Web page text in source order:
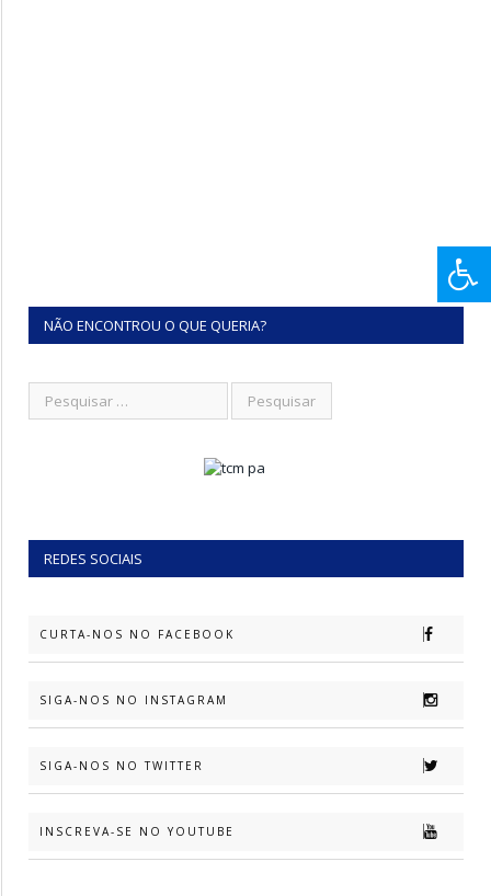
NÃO ENCONTROU O QUE QUERIA?
REDES SOCIAIS
CURTA-NOS NO FACEBOOK
SIGA-NOS NO INSTAGRAM
SIGA-NOS NO TWITTER
INSCREVA-SE NO YOUTUBE